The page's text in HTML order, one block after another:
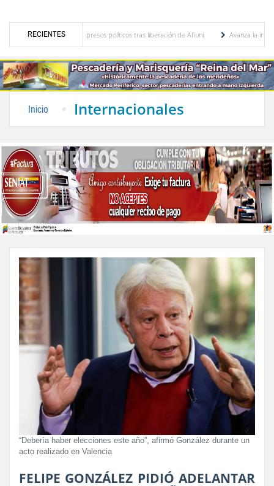
RECIENTES
para todos los presos políticos tras liberación de Afiuni
Avanza la
Inicio Internacionales
“Debería haber elecciones este año”, afirmó González durante un
acto realizado en Valencia
FELIPE GONZÁLEZ PIDIÓ ADELANTAR